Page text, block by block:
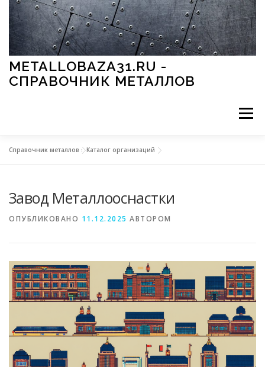
Перейти к содержимому
METALLOBAZA31.RU -
СПРАВОЧНИК МЕТАЛЛОВ
Меню
МЕТАЛЛЫ И ОКРУЖАЮЩАЯ СРЕДА
СВОЙСТВА МЕТАЛЛОВ СОРТА МЕТАЛЛОВ
СТАТЬИ
Справочник металлов »Каталог организаций
Завод Металлооснастки
ОПУБЛИКОВАНО 11.12.2025 АВТОРОМ